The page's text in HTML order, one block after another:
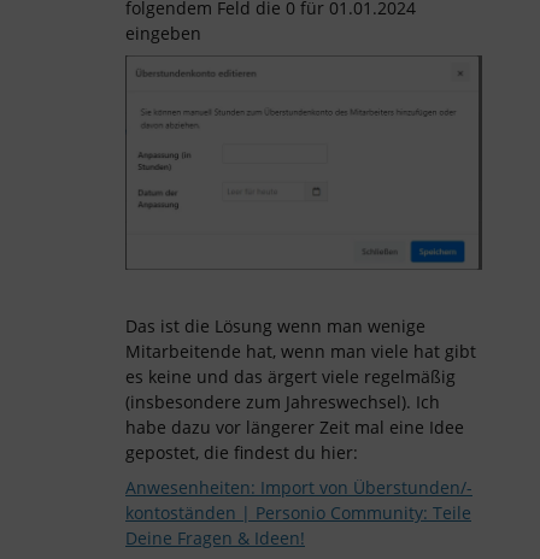
folgendem Feld die 0 für 01.01.2024
eingeben
Das ist die Lösung wenn man wenige
Mitarbeitende hat, wenn man viele hat gibt
es keine und das ärgert viele regelmäßig
(insbesondere zum Jahreswechsel). Ich
habe dazu vor längerer Zeit mal eine Idee
gepostet, die findest du hier:
Anwesenheiten: Import von Überstunden/-
kontoständen | Personio Community: Teile
Deine Fragen & Ideen!